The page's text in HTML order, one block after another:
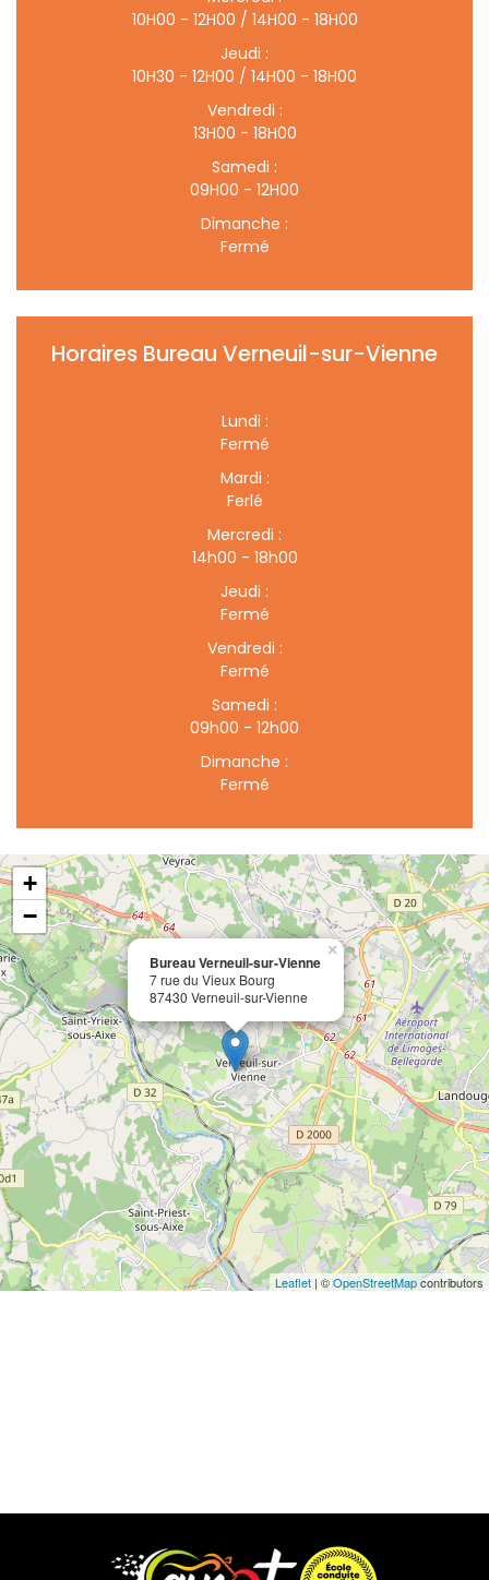
10H00 - 12H00 / 14H00 - 18H00
Jeudi :
10H30 - 12H00 / 14H00 - 18H00
Vendredi :
13H00 - 18H00
Samedi :
09H00 - 12H00
Dimanche :
Fermé
Horaires Bureau Verneuil-sur-Vienne
Lundi :
Fermé
Mardi :
Ferlé
Mercredi :
14h00 - 18h00
Jeudi :
Fermé
Vendredi :
Fermé
Samedi :
09h00 - 12h00
Dimanche :
Fermé
Bureau Verneuil-sur-Vienne
7 rue du Vieux Bourg
87430 Verneuil-sur-Vienne
×
+
−
Leaflet | ©OpenStreetMapcontributors